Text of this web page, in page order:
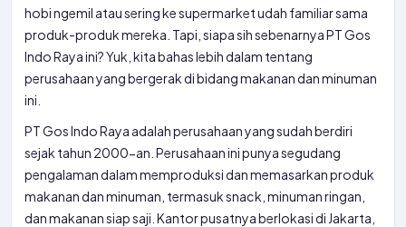
hobi ngemil atau sering ke supermarket udah familiar sama
produk-produk mereka. Tapi, siapa sih sebenarnya PT Gos
Indo Raya ini? Yuk, kita bahas lebih dalam tentang
perusahaan yang bergerak di bidang makanan dan minuman
ini.
PT Gos Indo Raya adalah perusahaan yang sudah berdiri
sejak tahun 2000-an. Perusahaan ini punya segudang
pengalaman dalam memproduksi dan memasarkan produk
makanan dan minuman, termasuk snack, minuman ringan,
dan makanan siap saji. Kantor pusatnya berlokasi di Jakarta,